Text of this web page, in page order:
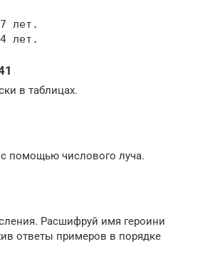
лет.
лет.
в таблицах.
помощью числового луча.
Расшифруй имя героини
ответы примеров в порядке